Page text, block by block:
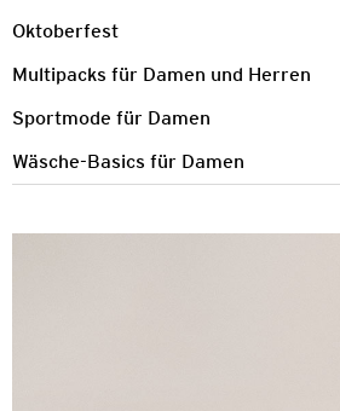
Oktoberfest
Multipacks für Damen und Herren
Sportmode für Damen
Wäsche-Basics für Damen